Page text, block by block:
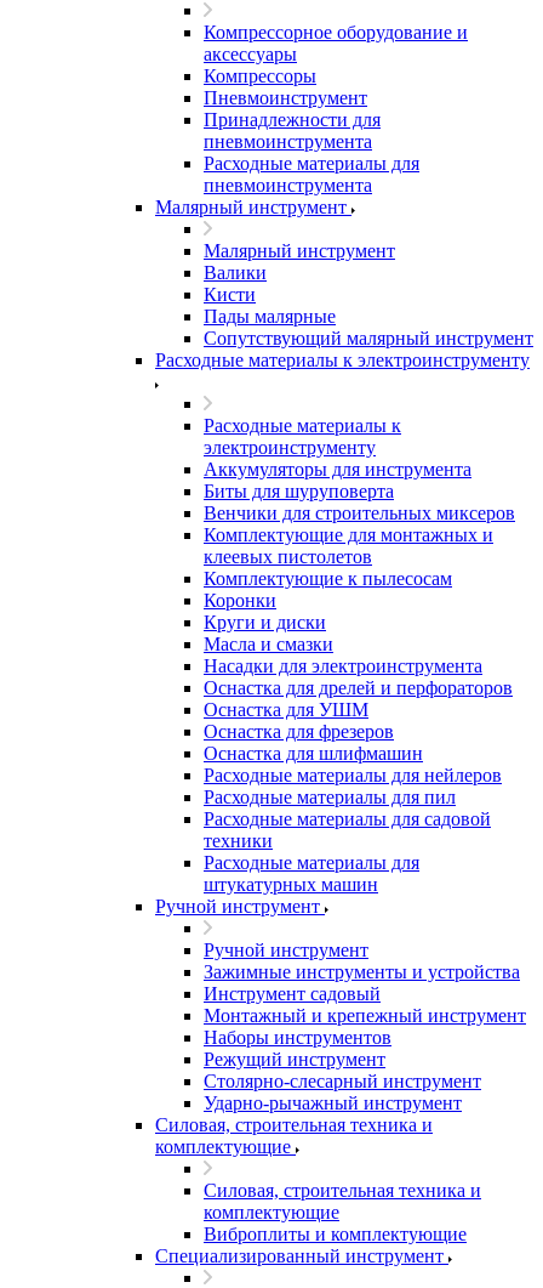
Компрессорное оборудование и
аксессуары
Компрессоры
Пневмоинструмент
Принадлежности для
пневмоинструмента
Расходные материалы для
пневмоинструмента
Малярный инструмент
Малярный инструмент
Валики
Кисти
Пады малярные
Сопутствующий малярный инструмент
Расходные материалы к электроинструменту
Расходные материалы к
электроинструменту
Аккумуляторы для инструмента
Биты для шуруповерта
Венчики для строительных миксеров
Комплектующие для монтажных и
клеевых пистолетов
Комплектующие к пылесосам
Коронки
Круги и диски
Масла и смазки
Насадки для электроинструмента
Оснастка для дрелей и перфораторов
Оснастка для УШМ
Оснастка для фрезеров
Оснастка для шлифмашин
Расходные материалы для нейлеров
Расходные материалы для пил
Расходные материалы для садовой
техники
Расходные материалы для
штукатурных машин
Ручной инструмент
Ручной инструмент
Зажимные инструменты и устройства
Инструмент садовый
Монтажный и крепежный инструмент
Наборы инструментов
Режущий инструмент
Столярно-слесарный инструмент
Ударно-рычажный инструмент
Силовая, строительная техника и
комплектующие
Силовая, строительная техника и
комплектующие
Виброплиты и комплектующие
Специализированный инструмент